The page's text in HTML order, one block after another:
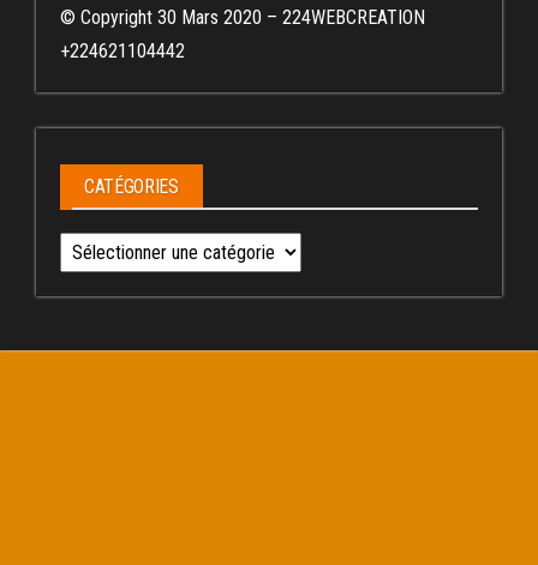
© Copyright 30 Mars 2020 – 224WEBCREATION
+224621104442
CATÉGORIES
Catégories